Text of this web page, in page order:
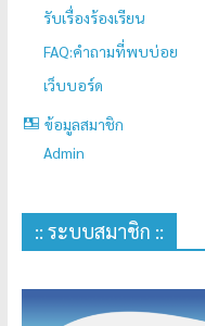
รับเรื่องร้องเรียน
FAQ:คำถามที่พบบ่อย
เว็บบอร์ด
ข้อมูลสมาชิก
Admin
:: ระบบสมาชิก ::